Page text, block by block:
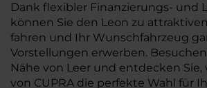
Dank flexibler Finanzierungs- und
können Sie den Leon zu
fahren und Ihr Wunschfahrzeug
Vorstellungen erwerben.
Nähe von Leer und entdecken Sie,
von CUPRA die perfekte Wahl für